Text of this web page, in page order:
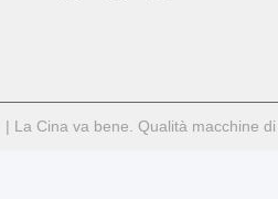
La Cina va bene. Qualità macchine